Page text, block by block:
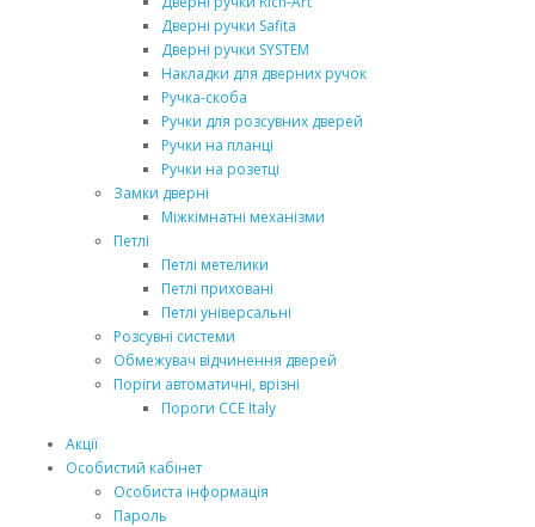
Дверні ручки Safita
Дверні ручки SYSTEM
Накладки для дверних ручок
Ручка-скоба
Ручки для розсувних дверей
Ручки на планці
Ручки на розетці
Замки дверні
Міжкімнатні механізми
Петлі
Петлі метелики
Петлі приховані
Петлі універсальні
Розсувні системи
Обмежувач відчинення дверей
Поріги автоматичні, врізні
Пороги CCE Italy
Акції
Особистий кабінет
Особиста інформація
Пароль